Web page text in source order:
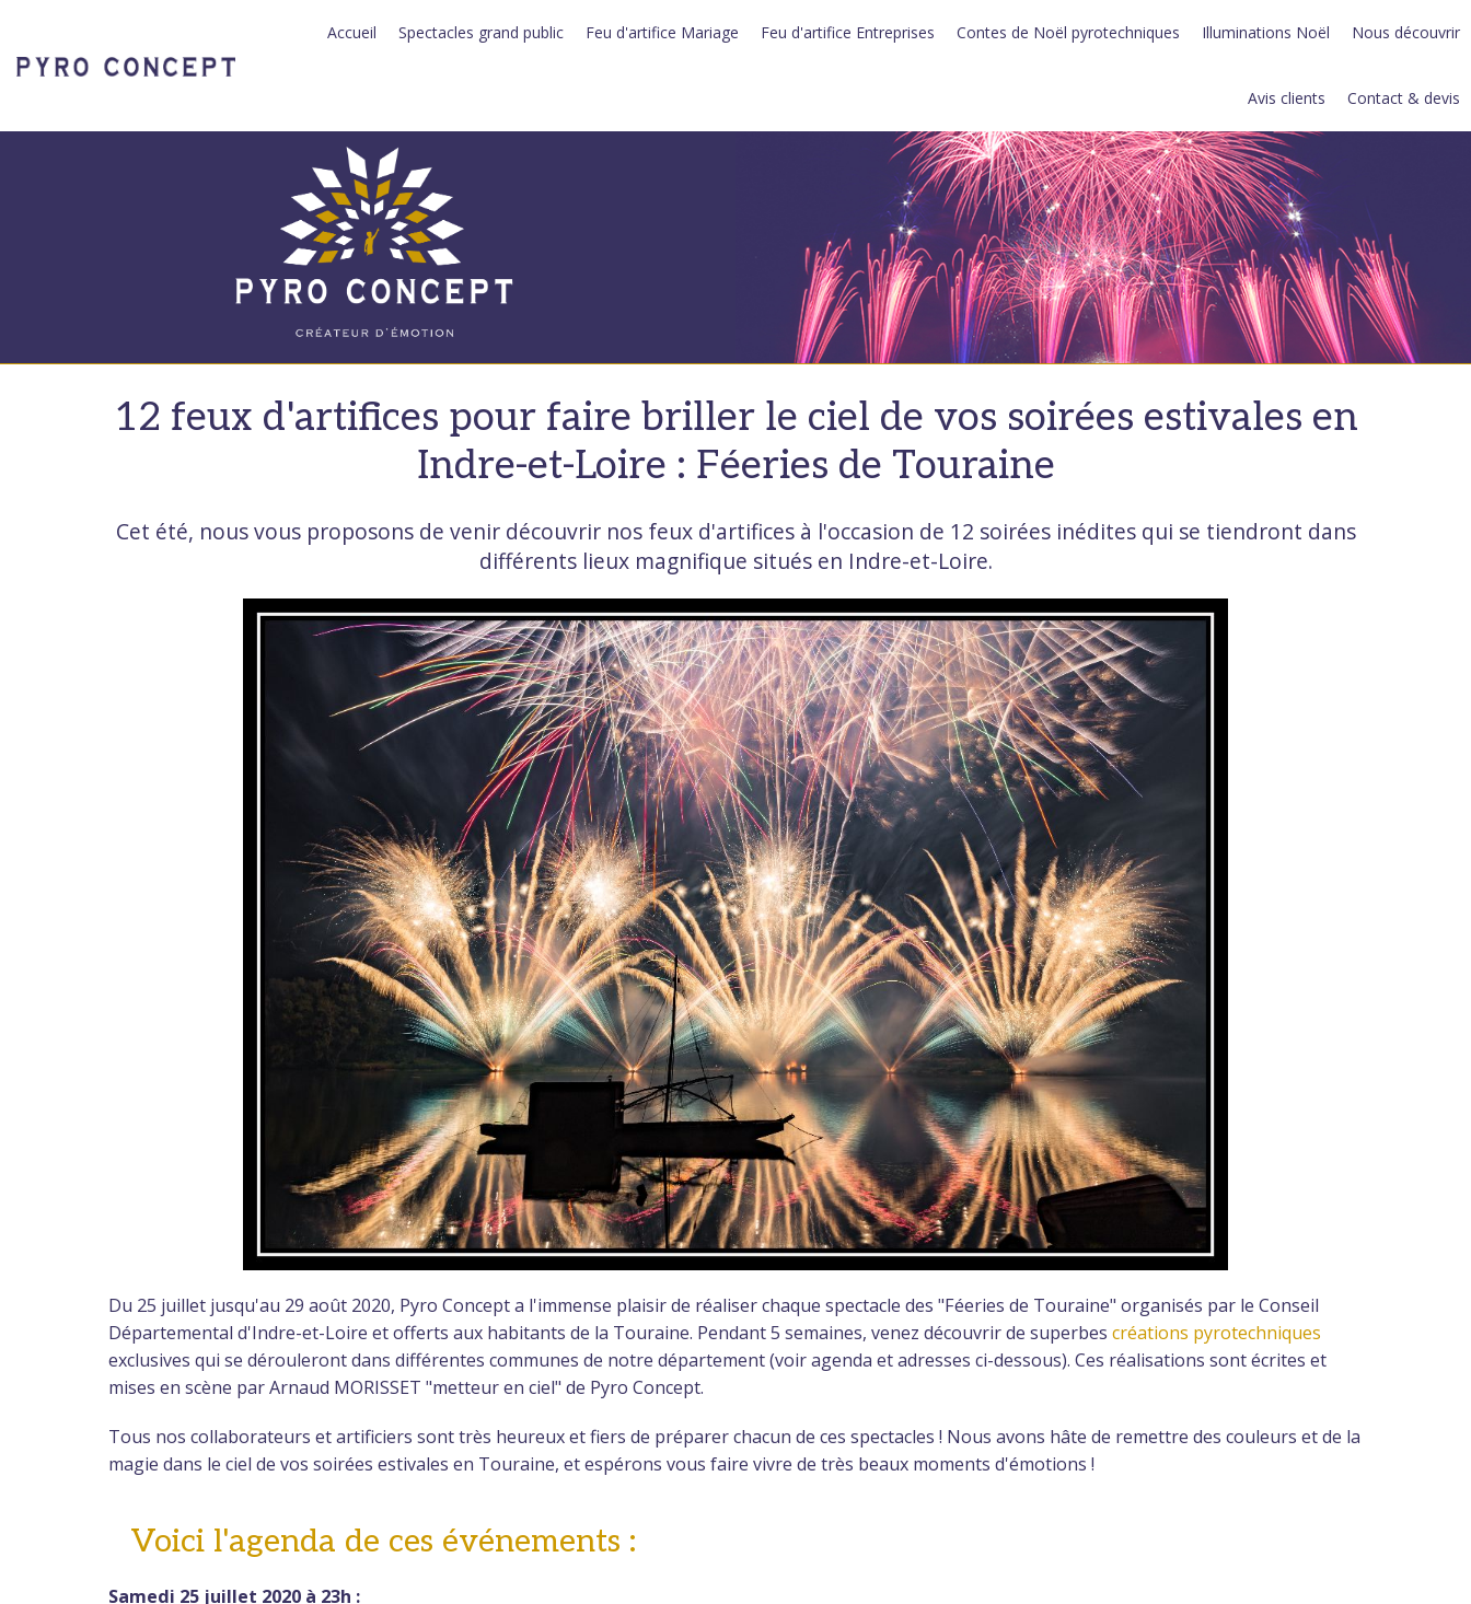
Accueil Spectacles grand public Feu d'artifice Mariage Feu d'artifice Entreprises Contes de Noël pyrotechniques Illuminations Noël Nous découvrir
Avis clients Contact & devis
12 feux d'artifices pour faire briller le ciel de vos soirées estivales en
Indre-et-Loire : Féeries de Touraine
Cet été, nous vous proposons de venir découvrir nos feux d'artifices à l'occasion de 12 soirées inédites qui se tiendront dans
différents lieux magnifique situés en Indre-et-Loire.
Du 25 juillet jusqu'au 29 août 2020, Pyro Concept a l'immense plaisir de réaliser chaque spectacle des "Féeries de Touraine" organisés par le Conseil
Départemental d'Indre-et-Loire et offerts aux habitants de la Touraine. Pendant 5 semaines, venez découvrir de superbes créations pyrotechniques
exclusives qui se dérouleront dans différentes communes de notre département (voir agenda et adresses ci-dessous). Ces réalisations sont écrites et
mises en scène par Arnaud MORISSET "metteur en ciel" de Pyro Concept.
Tous nos collaborateurs et artificiers sont très heureux et fiers de préparer chacun de ces spectacles ! Nous avons hâte de remettre des couleurs et de la
magie dans le ciel de vos soirées estivales en Touraine, et espérons vous faire vivre de très beaux moments d'émotions !
Voici l'agenda de ces événements :
Samedi 25 juillet 2020 à 23h :